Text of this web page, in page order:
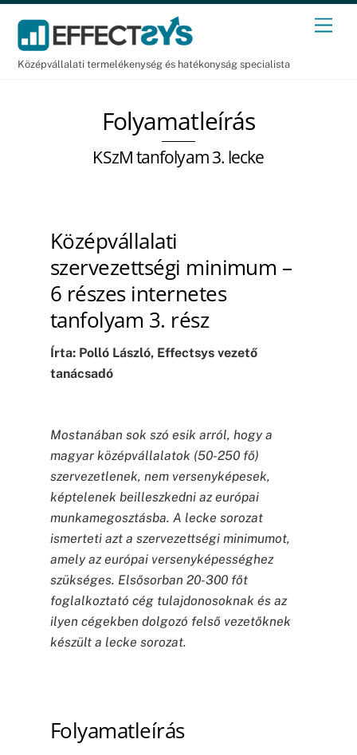
Skip
content
Középvállalati termelékenység és hatékonyság specialista
Folyamatleírás
KSzM tanfolyam 3. lecke
Középvállalati
szervezettségi minimum –
6 részes internetes
tanfolyam 3. rész
Írta: Polló László, Effectsys vezető
tanácsadó
Mostanában sok szó esik arról, hogy a
magyar középvállalatok (50-250 fő)
szervezetlenek, nem versenyképesek,
képtelenek beilleszkedni az európai
munkamegosztásba. A lecke sorozat
ismerteti azt a szervezettségi minimumot,
amely az európai versenyképességhez
szükséges. Elsősorban 20-300 főt
foglalkoztató cég tulajdonosoknak és az
ilyen cégekben dolgozó felső vezetőknek
készült a lecke sorozat.
Folyamatleírás